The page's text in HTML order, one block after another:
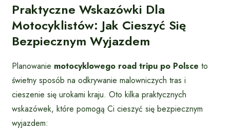
Praktyczne Wskazówki Dla
Motocyklistów: Jak Cieszyć Się
Bezpiecznym Wyjazdem
Planowanie motocyklowego road tripu po Polsce to
świetny sposób na odkrywanie malowniczych tras i
cieszenie się urokami kraju. Oto kilka praktycznych
wskazówek, które pomogą Ci cieszyć się bezpiecznym
wyjazdem: